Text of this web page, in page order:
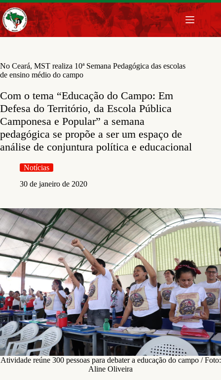
Pular
para
o
conteúdo
No Ceará, MST realiza 10ª Semana Pedagógica das escolas
de ensino médio do campo
Com o tema “Educação do Campo: Em
Defesa do Território, da Escola Pública
Camponesa e Popular” a semana
pedagógica se propõe a ser um espaço de
análise de conjuntura política e educacional
Notícias
30 de janeiro de 2020
Atividade reúne 300 pessoas para debater a educação do campo / Foto:
Aline Oliveira